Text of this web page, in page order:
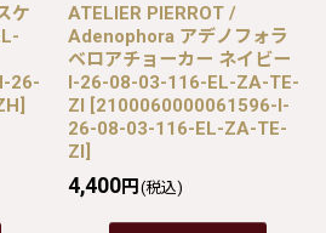
ケ
26-
]
ATELIER PIERROT /
Adenophora アデノフォラ
ベロアチョーカー ネイビー
I-26-08-03-116-EL-ZA-TE-
ZI [2100060000061596-I-
26-08-03-116-EL-ZA-TE-
ZI]
4,400円 (税込)